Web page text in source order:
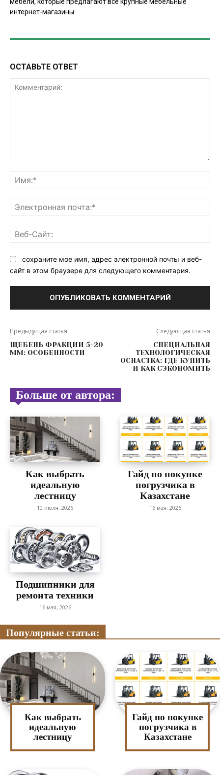
мебели, которые предлагают все крупные мебельные
интернет-магазины.
ОСТАВЬТЕ ОТВЕТ
сохраните мое имя, адрес электронной почты и веб-
сайт в этом браузере для следующего комментария.
Предыдущая статья
ЩЕБЕНЬ ФРАКЦИИ 5-20
ММ: ОСОБЕННОСТИ
Следующая статья
СПЕЦИАЛЬНАЯ
ТЕХНОЛОГИЧЕСКАЯ
ОСНАСТКА: ГДЕ КУПИТЬ
И КАК СЭКОНОМИТЬ
Больше от автора:
Как выбрать
идеальную
лестницу
10 июля, 2026
Гайд по покупке
погрузчика в
Казахстане
16 мая, 2026
Подшипники для
ремонта техники
16 мая, 2026
Популярные статьи:
Как выбрать
идеальную
лестницу
Гайд по покупке
погрузчика в
Казахстане